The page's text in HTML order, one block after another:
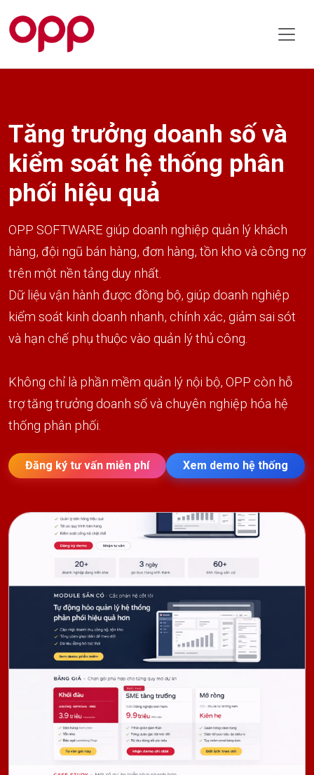
Tăng trưởng doanh số và
kiểm soát hệ thống phân
phối hiệu quả
OPP SOFTWARE giúp doanh nghiệp quản lý khách
hàng, đội ngũ bán hàng, đơn hàng, tồn kho và công nợ
trên một nền tảng duy nhất.
Dữ liệu vận hành được đồng bộ, giúp doanh nghiệp
kiểm soát kinh doanh nhanh, chính xác, giảm sai sót
và hạn chế phụ thuộc vào quản lý thủ công.
Không chỉ là phần mềm quản lý nội bộ, OPP còn hỗ
trợ tăng trưởng doanh số và chuyên nghiệp hóa hệ
thống phân phối.
Đăng ký tư vấn miễn phí Xem demo hệ thống